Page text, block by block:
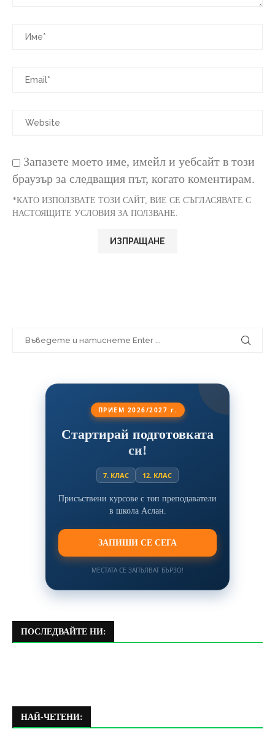
Запазете моето име, имейл и уебсайт в този
браузър за следващия път, когато коментирам.
*КАТО ИЗПОЛЗВАТЕ ТОЗИ САЙТ, ВИЕ СЕ СЪГЛАСЯВАТЕ С
НАСТОЯЩИТЕ УСЛОВИЯ ЗА ПОЛЗВАНЕ.
ПРИЕМ 2026/2027 г.
Стартирай подготовката
си!
7. КЛАС 12. КЛАС
Присъствени курсове с топ преподаватели
в школа Аслан.
ЗАПИШИ СЕ СЕГА
МЕСТАТА СЕ ЗАПЪЛВАТ БЪРЗО!
ПОСЛЕДВАЙТЕ НИ:
НАЙ-ЧЕТЕНИ: